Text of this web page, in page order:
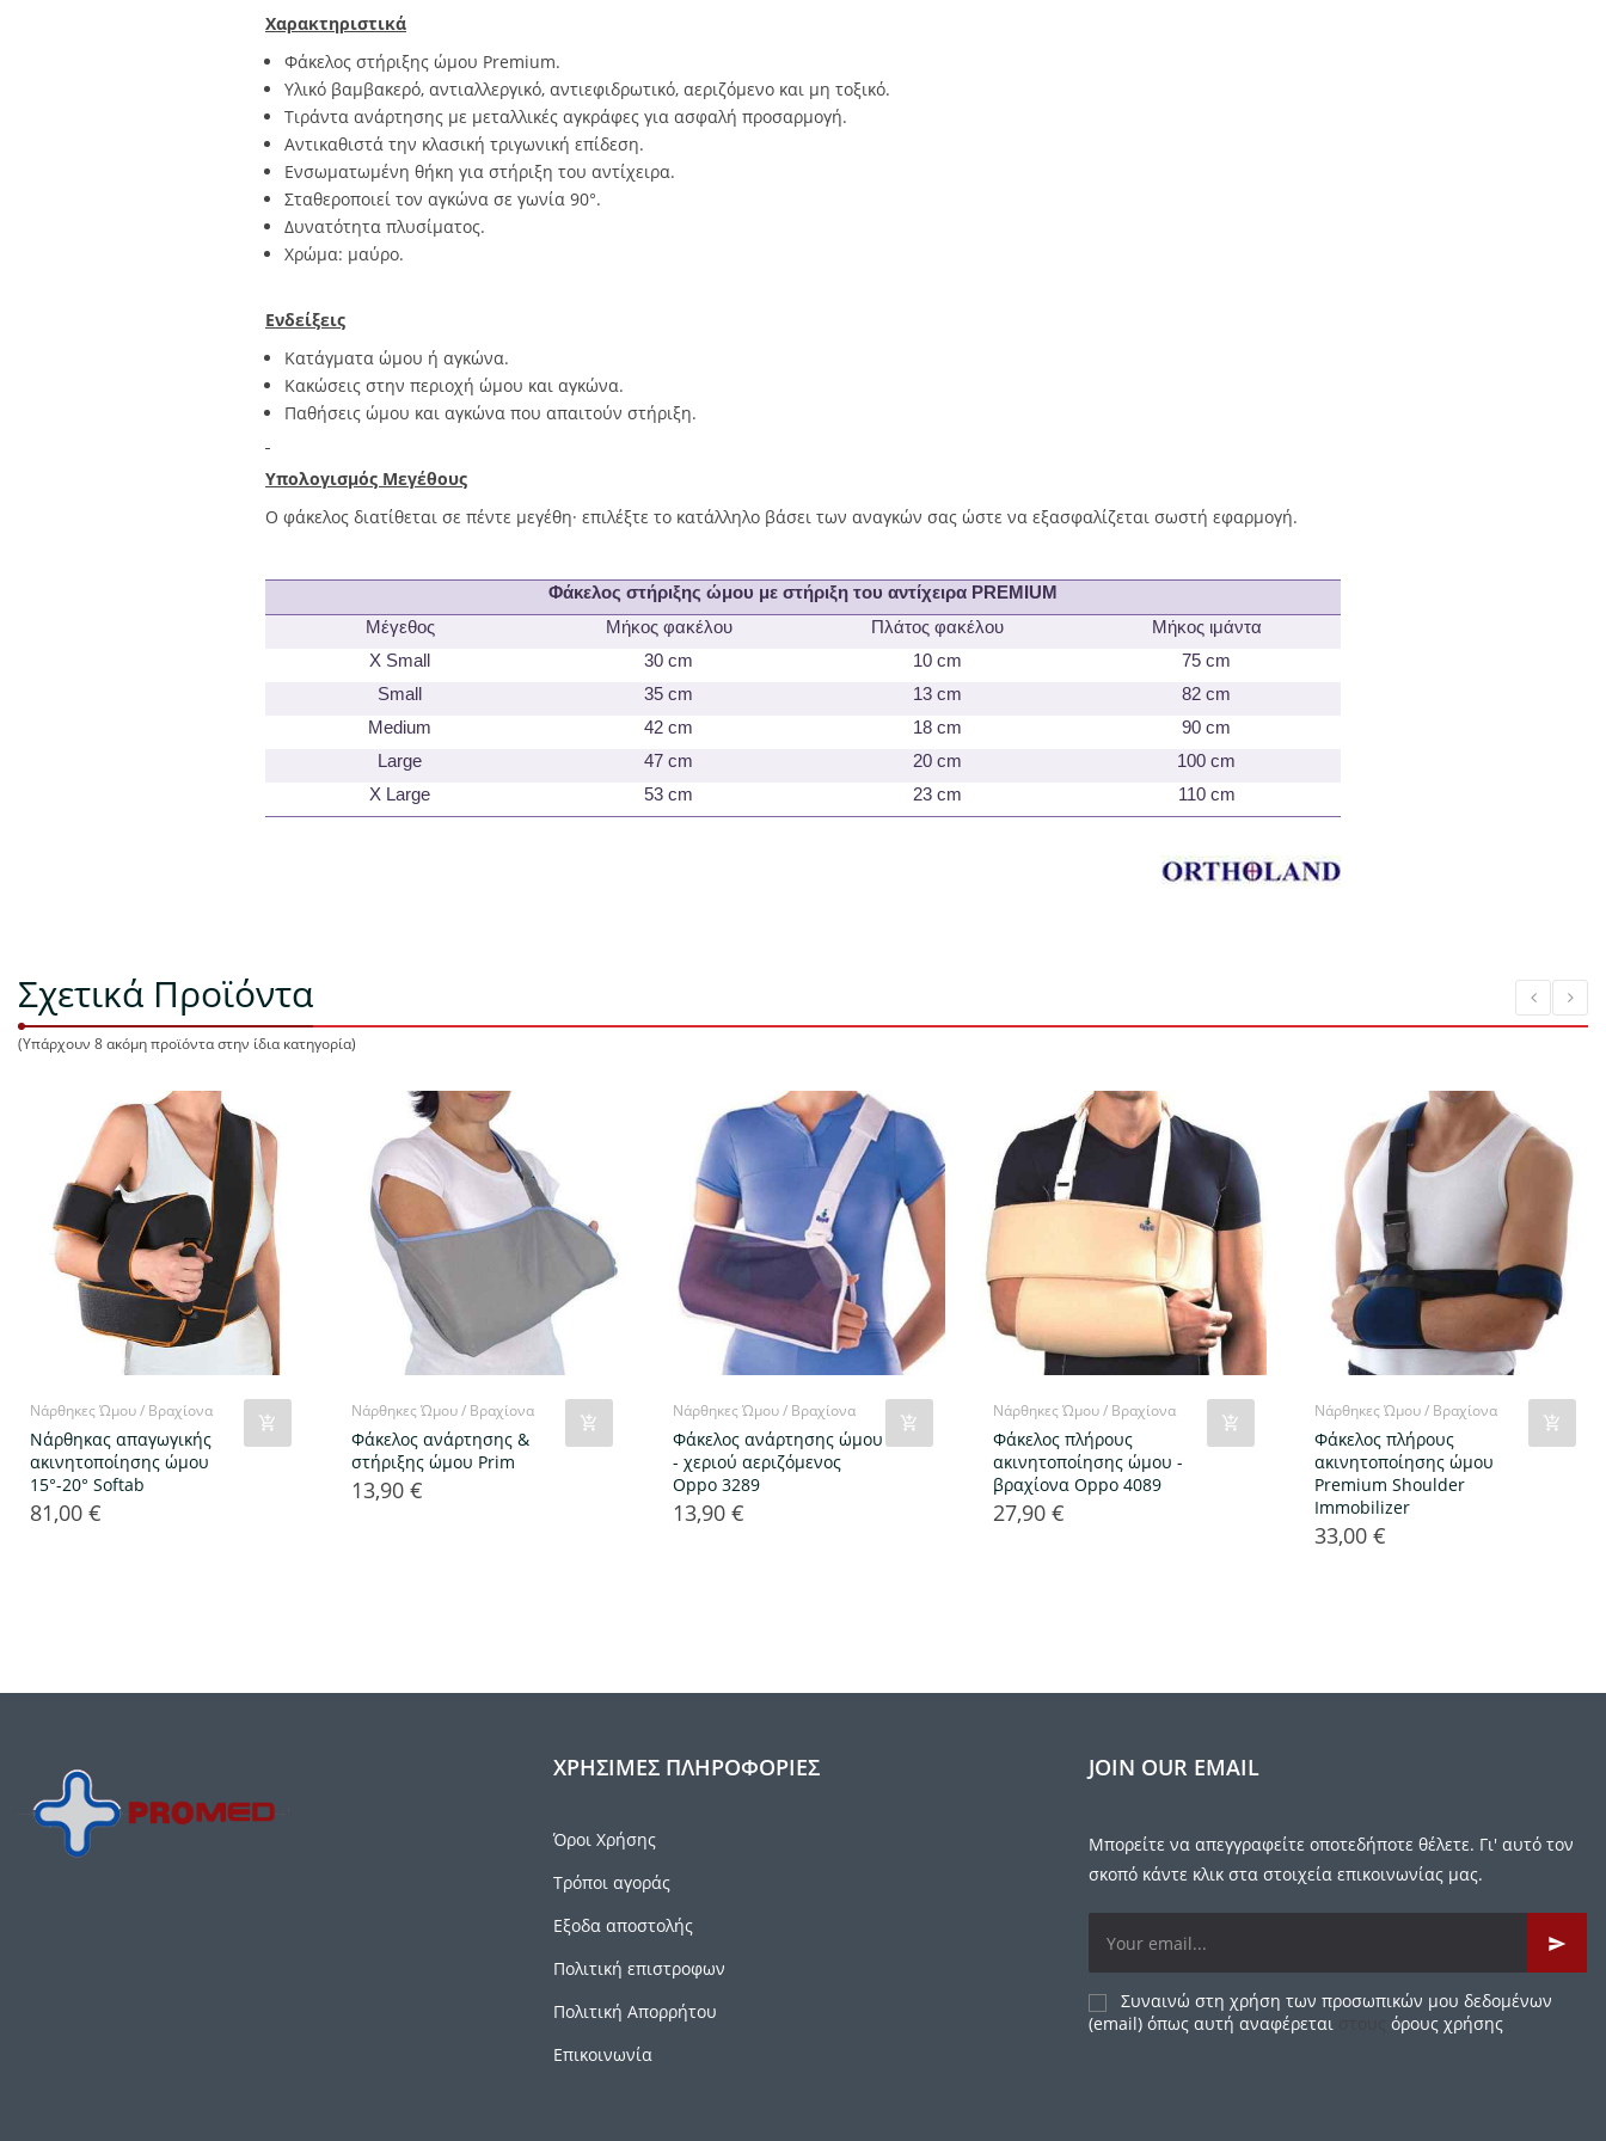
Χαρακτηριστικά
Φάκελος στήριξης ώμου Premium.
Υλικό βαμβακερό, αντιαλλεργικό, αντιεφιδρωτικό, αεριζόμενο και μη τοξικό.
Τιράντα ανάρτησης με μεταλλικές αγκράφες για ασφαλή προσαρμογή.
Αντικαθιστά την κλασική τριγωνική επίδεση.
Ενσωματωμένη θήκη για στήριξη του αντίχειρα.
Σταθεροποιεί τον αγκώνα σε γωνία 90°.
Δυνατότητα πλυσίματος.
Χρώμα: μαύρο.
Ενδείξεις
Κατάγματα ώμου ή αγκώνα.
Κακώσεις στην περιοχή ώμου και αγκώνα.
Παθήσεις ώμου και αγκώνα που απαιτούν στήριξη.
Υπολογισμός Μεγέθους
Ο φάκελος διατίθεται σε πέντε μεγέθη· επιλέξτε το κατάλληλο βάσει των αναγκών σας ώστε να εξασφαλίζεται σωστή εφαρμογή.
Φάκελος στήριξης ώμου με στήριξη του αντίχειρα PREMIUM
Μέγεθος
Μήκος φακέλου Πλάτος φακέλου
Μήκος ιμάντα
X Small
30 cm 10 cm
75 cm
Small
35 cm 13 cm
82 cm
Medium
42 cm 18 cm
90 cm
Large
47 cm 20 cm
100 cm
X Large
53 cm 23 cm 110 cm
Σχετικά Προϊόντα
(Υπάρχουν 8 ακόμη προϊόντα στην ίδια κατηγορία)
Νάρθηκες Ώμου / Βραχίονα
Νάρθηκας απαγωγικής
ακινητοποίησης ώμου
15°-20° Softab
Τιμή
81,00 €
Νάρθηκες Ώμου / Βραχίονα
Φάκελος ανάρτησης &
στήριξης ώμου Prim
Τιμή
13,90 €
Νάρθηκες Ώμου / Βραχίονα
Φάκελος ανάρτησης ώμου
- χεριού αεριζόμενος
Oppo 3289
Τιμή
13,90 €
Νάρθηκες Ώμου / Βραχίονα
Φάκελος πλήρους
ακινητοποίησης ώμου -
βραχίονα Oppo 4089
Τιμή
27,90 €
Νάρθηκες Ώμου / Βραχίονα
Φάκελος πλήρους
ακινητοποίησης ώμου
Premium Shoulder
Immobilizer
Τιμή
33,00 €
ΧΡΉΣΙΜΕΣ ΠΛΗΡΟΦΟΡΊΕΣ
Όροι Χρήσης
Τρόποι αγοράς
Εξοδα αποστολής
Πολιτική επιστροφων
Πολιτική Απορρήτου
Επικοινωνία
JOIN OUR EMAIL
Μπορείτε να απεγγραφείτε οποτεδήποτε θέλετε. Γι' αυτό τον
σκοπό κάντε κλικ στα στοιχεία επικοινωνίας μας.
Συναινώ στη χρήση των προσωπικών μου δεδομένων
(email) όπως αυτή αναφέρεται στους όρους χρήσης